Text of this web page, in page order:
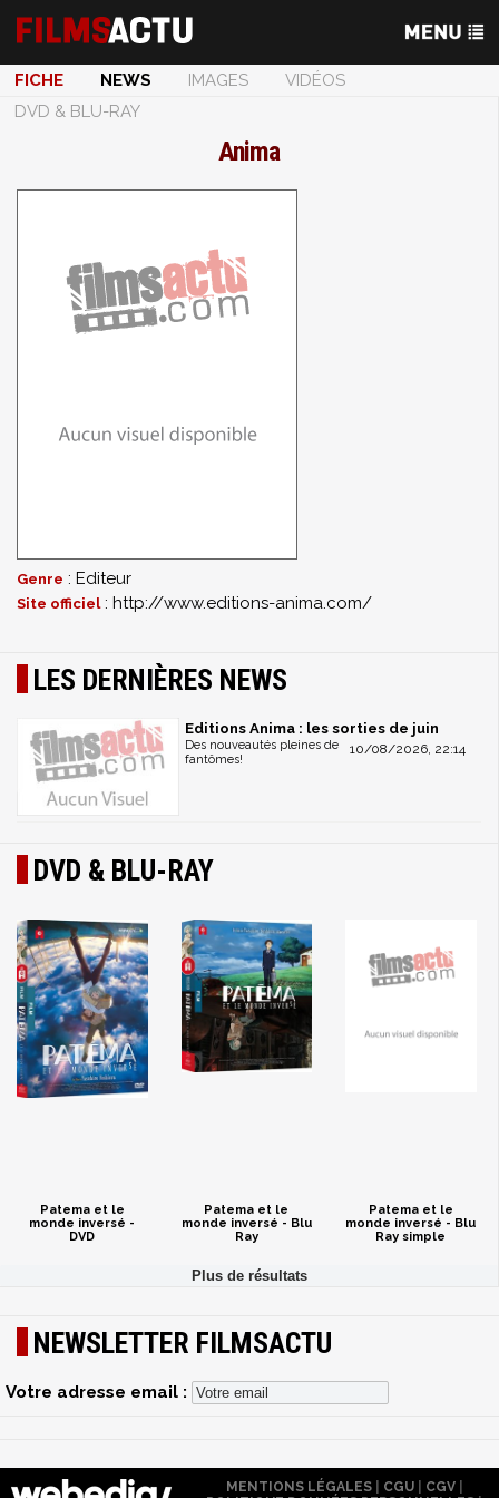
FICHE NEWS IMAGES
VIDÉOS
DVD & BLU-RAY
Anima
Genre : Editeur
Site officiel: http://www.editions-anima.com/
LES DERNIÈRES NEWS
Editions Anima : les sorties de juin
10/08/2026, 22:14
Des nouveautés pleines de
fantômes!
DVD & BLU-RAY
Patema et le
monde inversé -
DVD
Patema et le
monde inversé - Blu
Ray
Patema et le
monde inversé - Blu
Ray simple
NEWSLETTER FILMSACTU
Votre adresse email :
MENTIONS LÉGALES| CGU| CGV|